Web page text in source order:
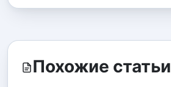
Похожие статьи